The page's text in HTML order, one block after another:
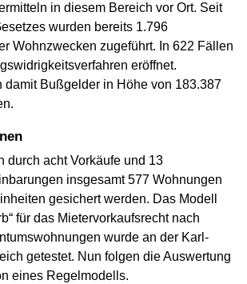
in diesem Bereich vor Ort. Seit
wurden bereits 1.796
Wohnzwecken zugeführt. In 622 Fällen
eröffnet.
damit Bußgelder in Höhe von 183.387
durch acht Vorkäufe und 13
insgesamt 577 Wohnungen
gesichert werden. Das Modell
für das Mietervorkaufsrecht nach
wurde an der Karl-
getestet. Nun folgen die Auswertung
eines Regelmodells.